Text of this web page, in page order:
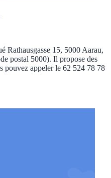
Rathausgasse 15, 5000 Aarau,
postal 5000). Il propose des
pouvez appeler le 62 524 78 78